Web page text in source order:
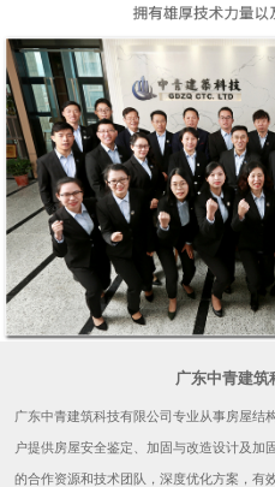
广东中青建筑
广东中青建筑科技有限公司专业从事房屋结
户提供房屋安全鉴定、加固与改造设计及加
的合作资源和技术团队，深度优化方案，有